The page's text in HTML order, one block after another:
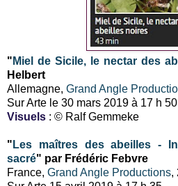
" Miel de Sicile, le nectar des
Helbert
Allemagne, Grand Angle
Sur Arte le 30 mars 2019 à 17 h 50
Visuels : © Ralf Gemmeke
" Les maîtres des abeilles -
sacré" par Frédéric Febvre
France, Grand Angle Productions,